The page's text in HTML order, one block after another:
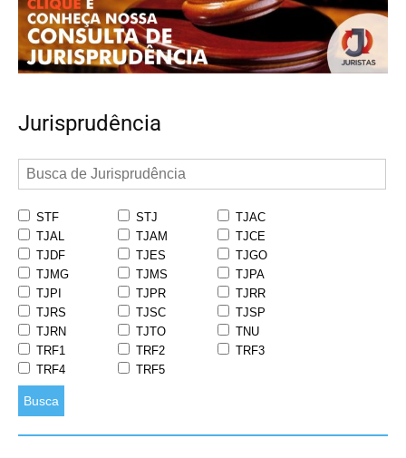
Jurisprudência
STF STJ
TJAC
TJAL
TJAM
TJCE
TJDF
TJES
TJGO
TJMG
TJMS
TJPA
TJPI
TJPR
TJRR
TJRS
TJSC
TJSP
TJRN
TJTO
TNU
TRF1
TRF2
TRF3
TRF4
TRF5
Busca